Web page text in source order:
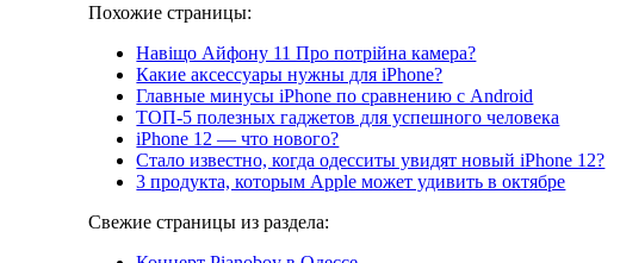
Похожие страницы:
Навіщо Айфону 11 Про потрійна камера?
Какие аксессуары нужны для iPhone?
Главные минусы iPhone по сравнению с Android
ТОП-5 полезных гаджетов для успешного человека
iPhone 12 — что нового?
Стало известно, когда одесситы увидят новый iPhone 12?
3 продукта, которым Apple может удивить в октябре
Свежие страницы из раздела: